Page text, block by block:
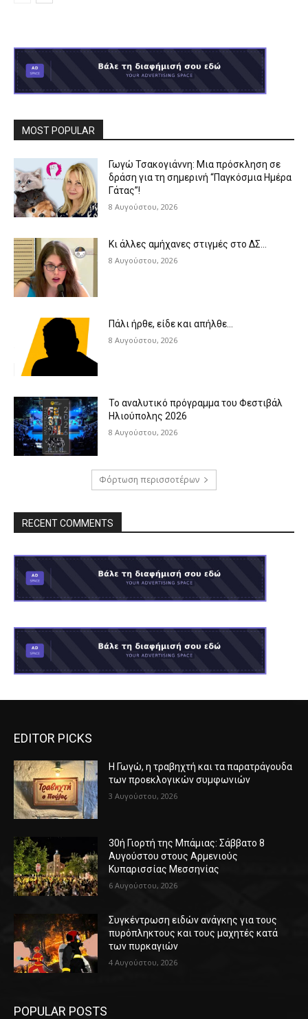
MOST POPULAR
Γωγώ Τσακογιάννη: Μια πρόσκληση σε
δράση για τη σημερινή “Παγκόσμια Ημέρα
Γάτας”!
8 Αυγούστου, 2026
Κι άλλες αμήχανες στιγμές στο ΔΣ…
8 Αυγούστου, 2026
Πάλι ήρθε, είδε και απήλθε…
8 Αυγούστου, 2026
Το αναλυτικό πρόγραμμα του Φεστιβάλ
Ηλιούπολης 2026
8 Αυγούστου, 2026
Φόρτωση περισσοτέρων
RECENT COMMENTS
EDITOR PICKS
Η Γωγώ, η τραβηχτή και τα παρατράγουδα
των προεκλογικών συμφωνιών
3 Αυγούστου, 2026
30ή Γιορτή της Μπάμιας: Σάββατο 8
Αυγούστου στους Αρμενιούς
Κυπαρισσίας Μεσσηνίας
6 Αυγούστου, 2026
Συγκέντρωση ειδών ανάγκης για τους
πυρόπληκτους και τους μαχητές κατά
των πυρκαγιών
4 Αυγούστου, 2026
POPULAR POSTS